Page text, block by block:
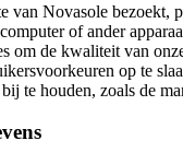
van Novasole bezoekt,
of ander
om de kwaliteit van
op te
te houden, zoals de